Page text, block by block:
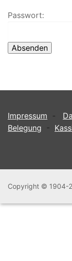
Passwort:
Impressum -
Belegung -
Copyright © 1904-